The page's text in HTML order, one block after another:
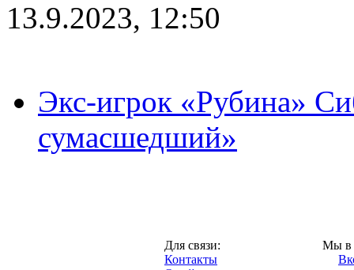
13.9.2023, 12:50
Экс-игрок «Рубина»
сумасшедший»
Для связи:
Контакты
Мы в